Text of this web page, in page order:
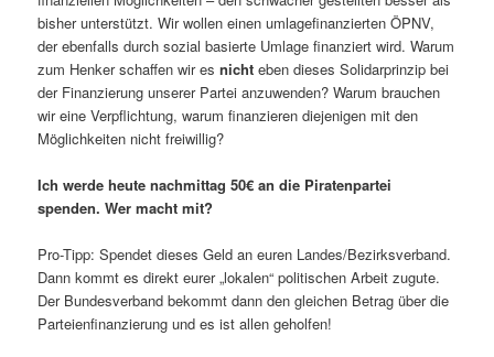
bisher unterstützt. Wir wollen einen umlagefinanzierten ÖPNV,
der ebenfalls durch sozial basierte Umlage finanziert wird. Warum
zum Henker schaffen wir esnicht eben dieses Solidarprinzip bei
der Finanzierung unserer Partei anzuwenden? Warum brauchen
wir eine Verpflichtung, warum finanzieren diejenigen mit den
Möglichkeiten nicht freiwillig?
Ich werde heute nachmittag 50€ an die Piratenpartei
spenden. Wer macht mit?
Pro-Tipp: Spendet dieses Geld an euren Landes/Bezirksverband.
Dann kommt es direkt eurer „lokalen“ politischen Arbeit zugute.
Der Bundesverband bekommt dann den gleichen Betrag über die
Parteienfinanzierung und es ist allen geholfen!